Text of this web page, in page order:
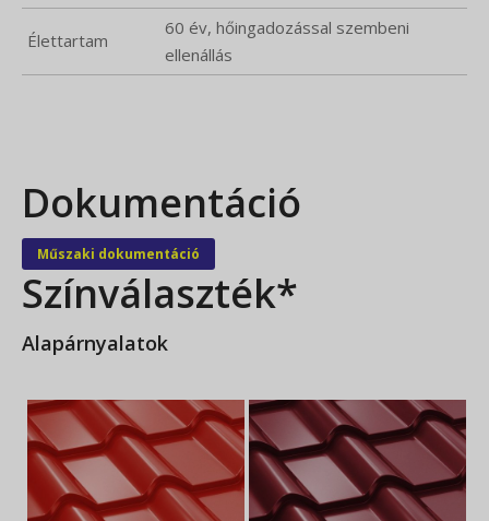
Élettartam
60 év, hőingadozással szembeni
ellenállás
Dokumentáció
Műszaki dokumentáció
Színválaszték*
Alapárnyalatok